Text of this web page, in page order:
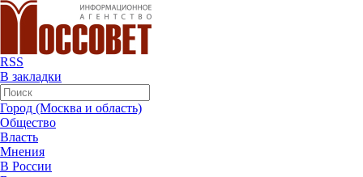
RSS
В закладки
Город (Москва и область)
Общество
Власть
Мнения
В России